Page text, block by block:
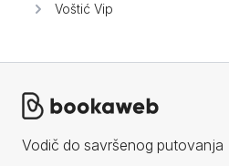
Voštić Vip
Vodič do savršenog putovanja